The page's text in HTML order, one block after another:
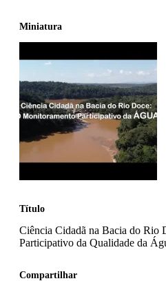
Título
Ciência Cidadã na Bacia do Rio
Participativo da Qualidade da
Miniatura
Compartilhar